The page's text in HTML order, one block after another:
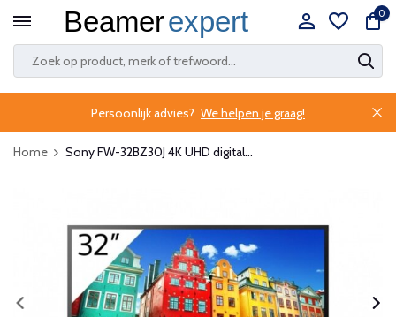
0
Persoonlijk advies? We helpen je graag!
Home Sony FW-32BZ30J 4K UHD digital...